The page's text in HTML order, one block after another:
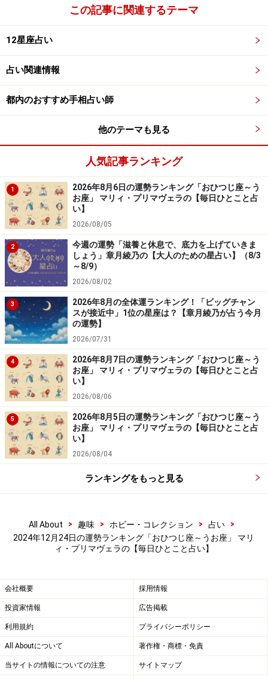
8位：おうし座／牡牛座（4月20日～5月20
日生まれ）
「おうし座」の今日の運勢
人に文句を言うのは禁物。反感を買う暗示あり。今日は
見逃して。
＞【12星座別】今週の運勢を見る
7位：おひつじ座／牡羊座（3月21日～4月
19日生まれ）
「おひつじ座」の今日の運勢
突然のラッキー到来！ チャンスは必ずモノにする覚悟
を。
この記事に関連するテーマ
12星座占い
占い関連情報
都内のおすすめ手相占い師
他のテーマも見る
人気記事ランキング
1
2026年8月6日の運勢ランキング「おひつじ座～う
お座」 マリィ・プリマヴェラの【毎日ひとこと占
い】
2026/08/05
2
今週の運勢「滋養と休息で、底力を上げていきま
しょう」章月綾乃の【大人のための星占い】（8/3
～8/9）
2026/08/02
3
2026年8月の全体運ランキング！「ビッグチャン
スが接近中」1位の星座は？【章月綾乃が占う今月
の運勢】
2026/07/31
4
2026年8月7日の運勢ランキング「おひつじ座～う
お座」 マリィ・プリマヴェラの【毎日ひとこと占
い】
2026/08/06
5
2026年8月5日の運勢ランキング「おひつじ座～う
お座」 マリィ・プリマヴェラの【毎日ひとこと占
い】
2026/08/04
ランキングをもっと見る
All About > 趣味 > ホビー・コレクション > 占い
>
2024年12月24日の運勢ランキング「おひつじ座～うお座」 マリ
ィ・プリマヴェラの【毎日ひとこと占い】
会社概要 採用情報
投資家情報 広告掲載
利用規約 プライバシーポリシー
All Aboutについて 著作権・商標・免責
当サイトの情報についての注意 サイトマップ